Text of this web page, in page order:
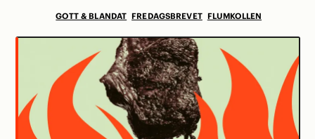
GOTT & BLANDAT FREDAGSBREVET FLUMKOLLEN